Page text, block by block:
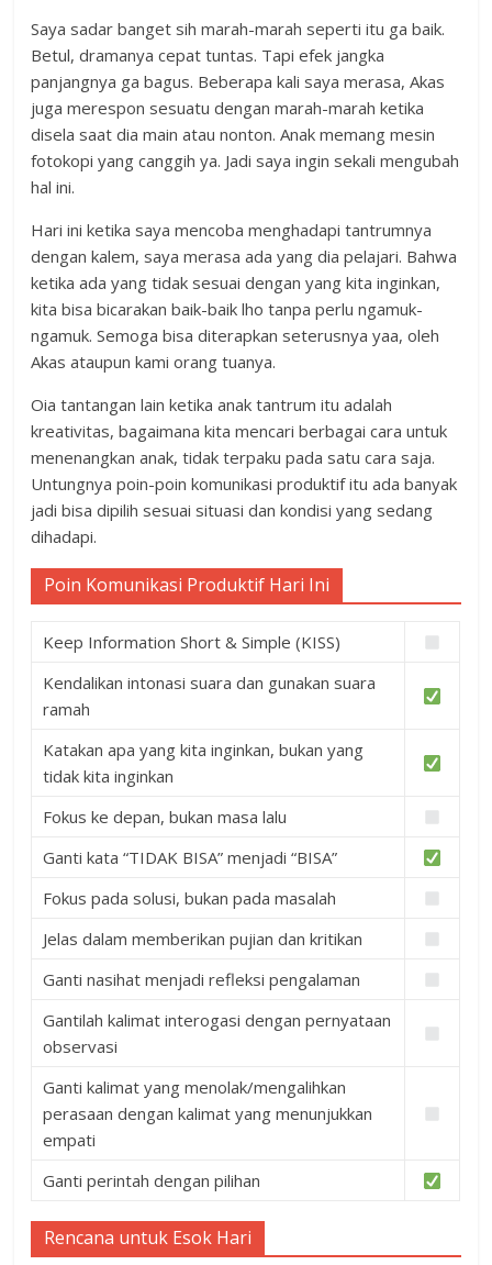
Saya sadar banget sih marah-marah seperti itu ga baik.
Betul, dramanya cepat tuntas. Tapi efek jangka
panjangnya ga bagus. Beberapa kali saya merasa, Akas
juga merespon sesuatu dengan marah-marah ketika
disela saat dia main atau nonton. Anak memang mesin
fotokopi yang canggih ya. Jadi saya ingin sekali mengubah
hal ini.
Hari ini ketika saya mencoba menghadapi tantrumnya
dengan kalem, saya merasa ada yang dia pelajari. Bahwa
ketika ada yang tidak sesuai dengan yang kita inginkan,
kita bisa bicarakan baik-baik lho tanpa perlu ngamuk-
ngamuk. Semoga bisa diterapkan seterusnya yaa, oleh
Akas ataupun kami orang tuanya.
Oia tantangan lain ketika anak tantrum itu adalah
kreativitas, bagaimana kita mencari berbagai cara untuk
menenangkan anak, tidak terpaku pada satu cara saja.
Untungnya poin-poin komunikasi produktif itu ada banyak
jadi bisa dipilih sesuai situasi dan kondisi yang sedang
dihadapi.
Poin Komunikasi Produktif Hari Ini
Keep Information Short & Simple (KISS)
Kendalikan intonasi suara dan gunakan suara
ramah
Katakan apa yang kita inginkan, bukan yang
tidak kita inginkan
Fokus ke depan, bukan masa lalu
Ganti kata “TIDAK BISA” menjadi “BISA”
Fokus pada solusi, bukan pada masalah
Jelas dalam memberikan pujian dan kritikan
Ganti nasihat menjadi refleksi pengalaman
Gantilah kalimat interogasi dengan pernyataan
observasi
Ganti kalimat yang menolak/mengalihkan
perasaan dengan kalimat yang menunjukkan
empati
Ganti perintah dengan pilihan
Rencana untuk Esok Hari